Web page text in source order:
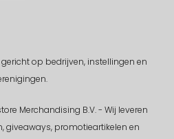
op bedrijven, instellingen en
Merchandising B.V. - Wij leveren
giveaways, promotieartikelen en